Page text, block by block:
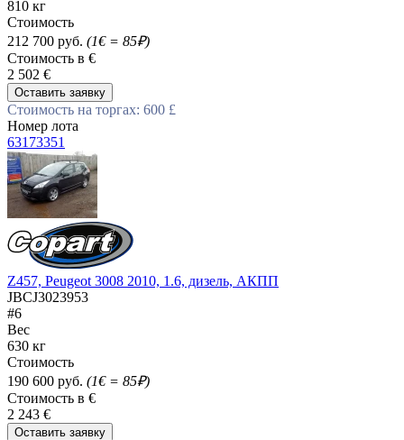
810 кг
Стоимость
212 700 руб. (1€ = 85₽)
Стоимость в €
2 502 €
Оставить заявку
Стоимость на торгах: 600 £
Номер лота
63173351
Z457, Peugeot 3008 2010, 1.6, дизель, АКПП
JBCJ3023953
#6
Вес
630 кг
Стоимость
190 600 руб. (1€ = 85₽)
Стоимость в €
2 243 €
Оставить заявку